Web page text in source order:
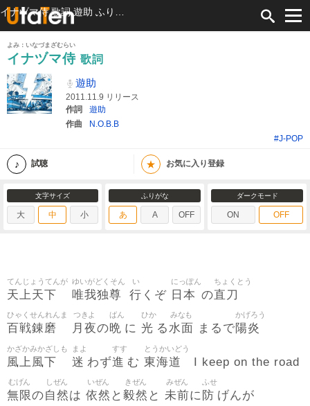
よみ：いなづまざむらい
イナヅマ侍 歌詞
遊助
2011.11.9 リリース
作詞
遊助
作曲
N.O.B.B
#J-POP
試聴 ★ お気に入り登録
文字サイズ
大 中 小
ふりがな
あ A OFF
ダークモード
ON OFF
天上天下
てんじょうてんが
唯我独尊
ゆいがどくそん
行
い
くぞ 日本
にっぽん
の直刀
ちょくとう
百戦錬磨
ひゃくせんれんま
月夜
つきよ
の晩
ばん
に 光
ひか
る水面
みなも
まるで陽炎
かげろう
風上風下
かざかみかざしも
迷
まよ
わず進
すす
む 東海道
とうかいどう
I keep on the road
無限
むげん
の自然
しぜん
は 依然
いぜん
と 毅然
きぜん
と 未前
みぜん
に 防
ふせ
げんが